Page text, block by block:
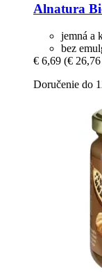
Alnatura
jemná a
bez
€ 6,69 (€
Doručenie do